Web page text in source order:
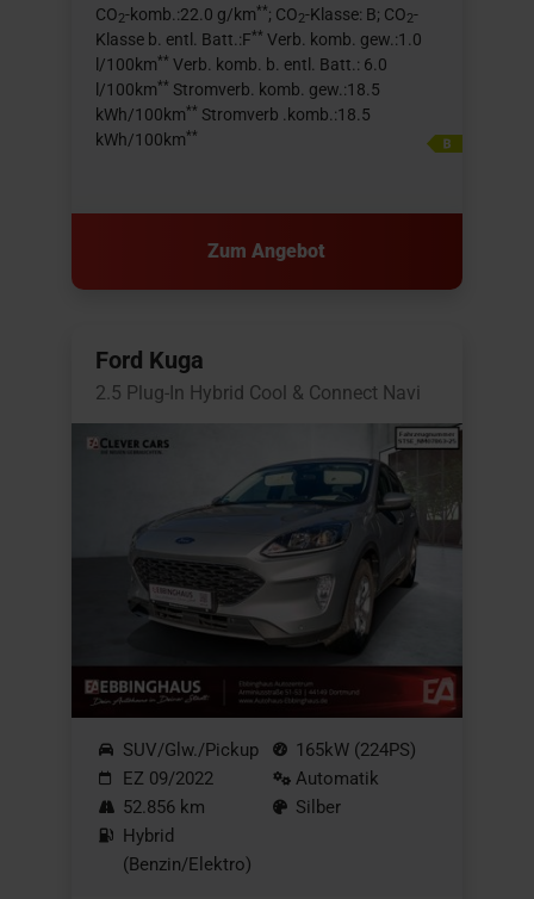
CO2-komb.:22.0 g/km**; CO2-Klasse: B; CO2-
Klasse b. entl. Batt.:F** Verb. komb. gew.:1.0
l/100km** Verb. komb. b. entl. Batt.: 6.0
l/100km** Stromverb. komb. gew.:18.5
kWh/100km** Stromverb .komb.:18.5
kWh/100km**
Zum Angebot
Ford Kuga
2.5 Plug-In Hybrid Cool & Connect Navi
SUV/Glw./Pickup
EZ 09/2022
52.856 km
Hybrid
(Benzin/Elektro)
165kW (224PS)
Automatik
Silber